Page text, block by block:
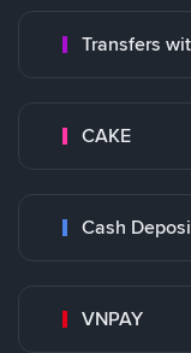
Transfers
CAKE
Cash
VNPAY